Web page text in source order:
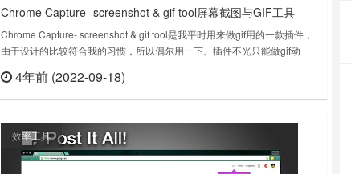
Chrome Capture- screenshot & gif tool屏幕截图与GIF工具
Chrome Capture- screenshot & gif tool是我平时用来做gif用的一款插件，
由于设计的比较符合我的习惯，所以偶尔用一下。插件不光只能做gif动
要优化和压缩的时候，插件对功能有限制，只能付费会员能用，会员价格是
99刀。如果你觉得价格还可以……
4年前 (2022-09-18)
效率工具